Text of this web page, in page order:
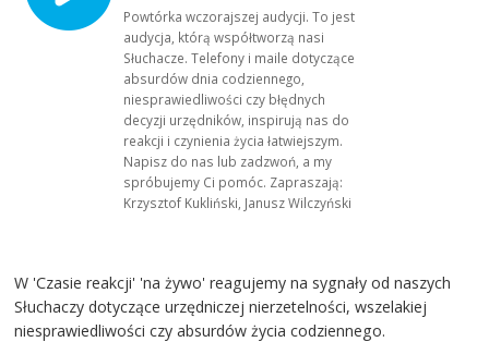
Powtórka wczorajszej audycji. To jest
audycja, którą współtworzą nasi
Słuchacze. Telefony i maile dotyczące
absurdów dnia codziennego,
niesprawiedliwości czy błędnych
decyzji urzędników, inspirują nas do
reakcji i czynienia życia łatwiejszym.
Napisz do nas lub zadzwoń, a my
spróbujemy Ci pomóc. Zapraszają:
Krzysztof Kukliński, Janusz Wilczyński
W 'Czasie reakcji' 'na żywo' reagujemy na sygnały od naszych
Słuchaczy dotyczące urzędniczej nierzetelności, wszelakiej
niesprawiedliwości czy absurdów życia codziennego.